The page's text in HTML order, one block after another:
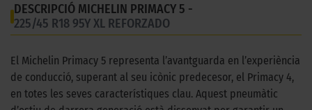
DESCRIPCIÓ MICHELIN PRIMACY 5 -
225/45 R18 95Y XL REFORZADO
El Michelin Primacy 5 representa l’avantguarda en l’experiència
de conducció, superant al seu icònic predecesor, el Primacy 4,
en totes les seves característiques clau. Aquest pneumàtic